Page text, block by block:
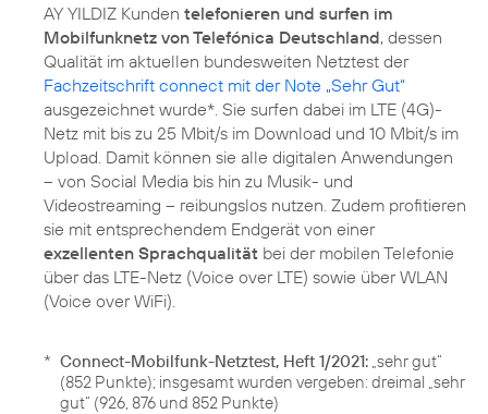
AY YILDIZ Kunden telefonieren und surfen im
Mobilfunknetz von Telefónica Deutschland, dessen
Qualität im aktuellen bundesweiten Netztest der
Fachzeitschrift connect mit der Note „Sehr Gut“
ausgezeichnet wurde*. Sie surfen dabei im LTE (4G)-
Netz mit bis zu 25 Mbit/s im Download und 10 Mbit/s im
Upload. Damit können sie alle digitalen Anwendungen
– von Social Media bis hin zu Musik- und
Videostreaming – reibungslos nutzen. Zudem profitieren
sie mit entsprechendem Endgerät von einer
exzellenten Sprachqualität bei der mobilen Telefonie
über das LTE-Netz (Voice over LTE) sowie über WLAN
(Voice over WiFi).
* Connect-Mobilfunk-Netztest, Heft 1/2021: „sehr gut“
(852 Punkte); insgesamt wurden vergeben: dreimal „sehr
gut“ (926, 876 und 852 Punkte)